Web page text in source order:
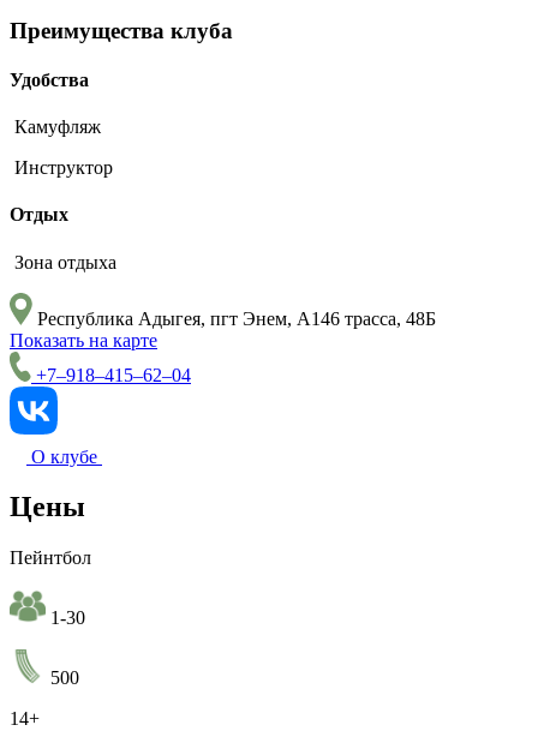
Преимущества клуба
Удобства
Камуфляж
Инструктор
Отдых
Зона отдыха
Республика Адыгея, пгт Энем, А146 трасса, 48Б
Показать на карте
+7–918–415–62–04
О клубе
Цены
Пейнтбол
1-30
500
14+